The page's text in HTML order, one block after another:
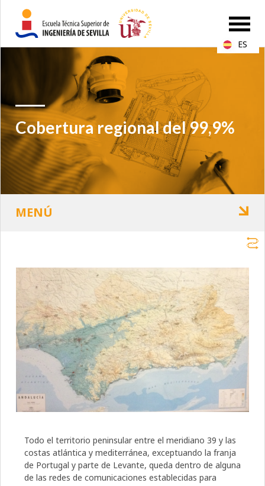
Cobertura regional del 99,9%
Todo el territorio peninsular entre el meridiano 39 y las
costas atlántica y mediterránea, exceptuando la franja
de Portugal y parte de Levante, queda dentro de alguna
de las redes de comunicaciones establecidas para
ES